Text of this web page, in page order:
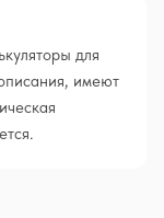
для
имеют